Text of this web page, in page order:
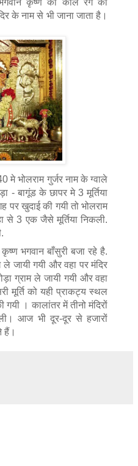
कृष्ण की काले रंग की
के नाम से भी जाना जाता है।
भोलराम गुर्जर नाम के ग्वाले
- बागूंड के छापर मे 3 मूर्तिया
खुदाई की गयी तो भोलराम
से 3 एक जैसे मूर्तिया निकली.
भगवान बाँसुरी बजा रहे है.
ले जायी गयी और वहा पर मंदिर
ग्राम ले जायी गयी और वहा
मूर्ति को यही प्राकट्य स्थल
गयी । कालांतर में तीनो मंदिरों
आज भी दूर-दूर से हजारों
हैं।